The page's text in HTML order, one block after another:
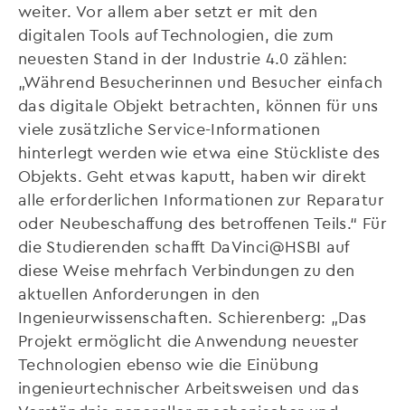
weiter. Vor allem aber setzt er mit den
digitalen Tools auf Technologien, die zum
neuesten Stand in der Industrie 4.0 zählen:
„Während Besucherinnen und Besucher einfach
das digitale Objekt betrachten, können für uns
viele zusätzliche Service-Informationen
hinterlegt werden wie etwa eine Stückliste des
Objekts. Geht etwas kaputt, haben wir direkt
alle erforderlichen Informationen zur Reparatur
oder Neubeschaffung des betroffenen Teils.“ Für
die Studierenden schafft DaVinci@HSBI auf
diese Weise mehrfach Verbindungen zu den
aktuellen Anforderungen in den
Ingenieurwissenschaften. Schierenberg: „Das
Projekt ermöglicht die Anwendung neuester
Technologien ebenso wie die Einübung
ingenieurtechnischer Arbeitsweisen und das